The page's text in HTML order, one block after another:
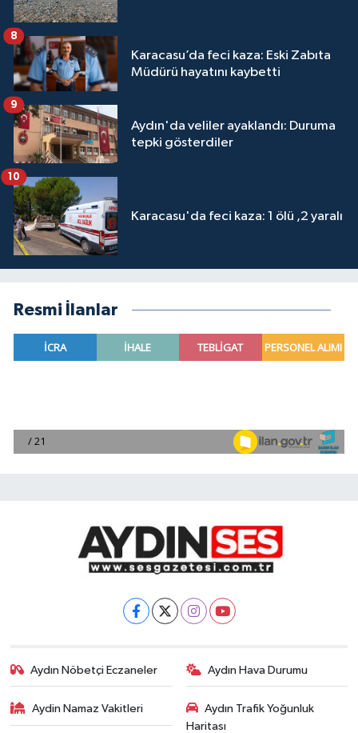
Karacasu’da feci kaza: Eski Zabıta
Müdürü hayatını kaybetti
8
Aydın'da veliler ayaklandı: Duruma
tepki gösterdiler
9
Karacasu'da feci kaza: 1 ölü ,2 yaralı
10
Resmi İlanlar
Aydın Nöbetçi Eczaneler Aydın Hava Durumu
Aydin Namaz Vakitleri
Aydın Trafik Yoğunluk
Haritası